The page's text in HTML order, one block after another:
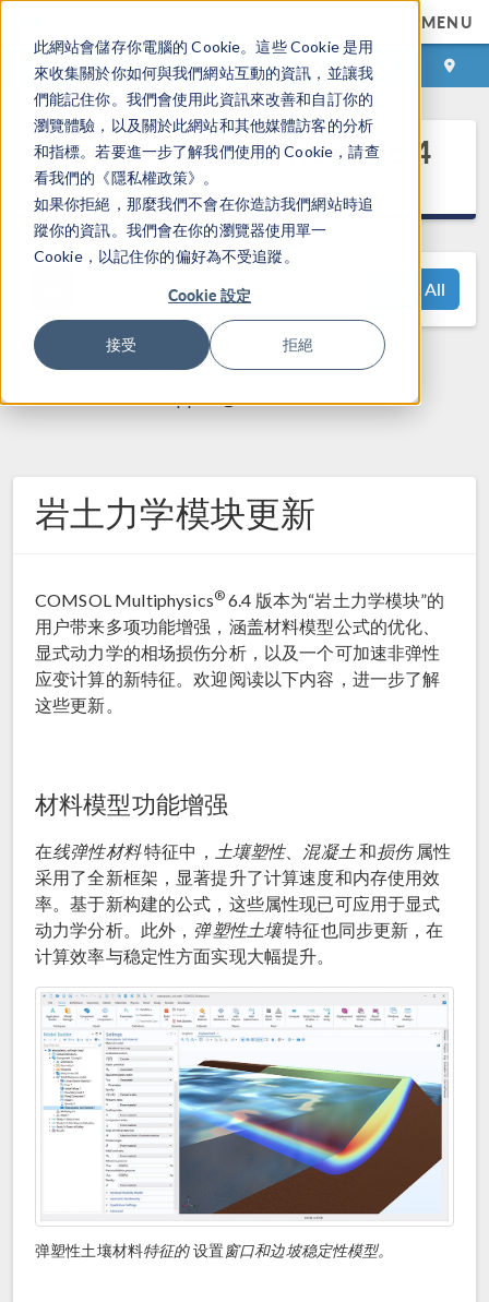
此網站會儲存你電腦的 Cookie。這些 Cookie 是用
來收集關於你如何與我們網站互動的資訊，並讓我
們能記住你。我們會使用此資訊來改善和自訂你的
瀏覽體驗，以及關於此網站和其他媒體訪客的分析
和指標。若要進一步了解我們使用的 Cookie，請查
看我們的《隱私權政策》。
如果你拒絕，那麼我們不會在你造訪我們網站時追
蹤你的資訊。我們會在你的瀏覽器使用單一
Cookie，以記住你的偏好為不受追蹤。
Cookie 設定
接受 拒絕
MENU
登录 咨询与购买
COMSOL Multiphysics® 6.4
发布亮点
View All
如有问题，请与我们联系：
support@comsol.com
岩土力学模块更新
COMSOL Multiphysics® 6.4 版本为“岩土力学模块”的
用户带来多项功能增强，涵盖材料模型公式的优化、
显式动力学的相场损伤分析，以及一个可加速非弹性
应变计算的新特征。欢迎阅读以下内容，进一步了解
这些更新。
材料模型功能增强
在线弹性材料特征中， 土壤塑性、 混凝土和损伤属性
采用了全新框架，显著提升了计算速度和内存使用效
率。基于新构建的公式，这些属性现已可应用于显式
动力学分析。此外， 弹塑性土壤特征也同步更新，在
计算效率与稳定性方面实现大幅提升。
弹塑性土壤材料特征的设置窗口和边坡稳定性模型。